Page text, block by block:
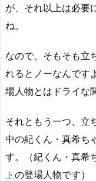
が、それ以上は必要
ね。
なので、そもそも立
れるとノーなんです
場人物とはドライな
それともう一つ、立
中の紀くん・真希ち
す。（紀くん・真希
ト の登場人物です）